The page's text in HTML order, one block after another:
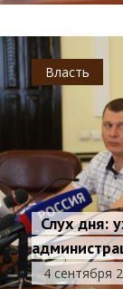
Власть
Слух дня:
4 сентября